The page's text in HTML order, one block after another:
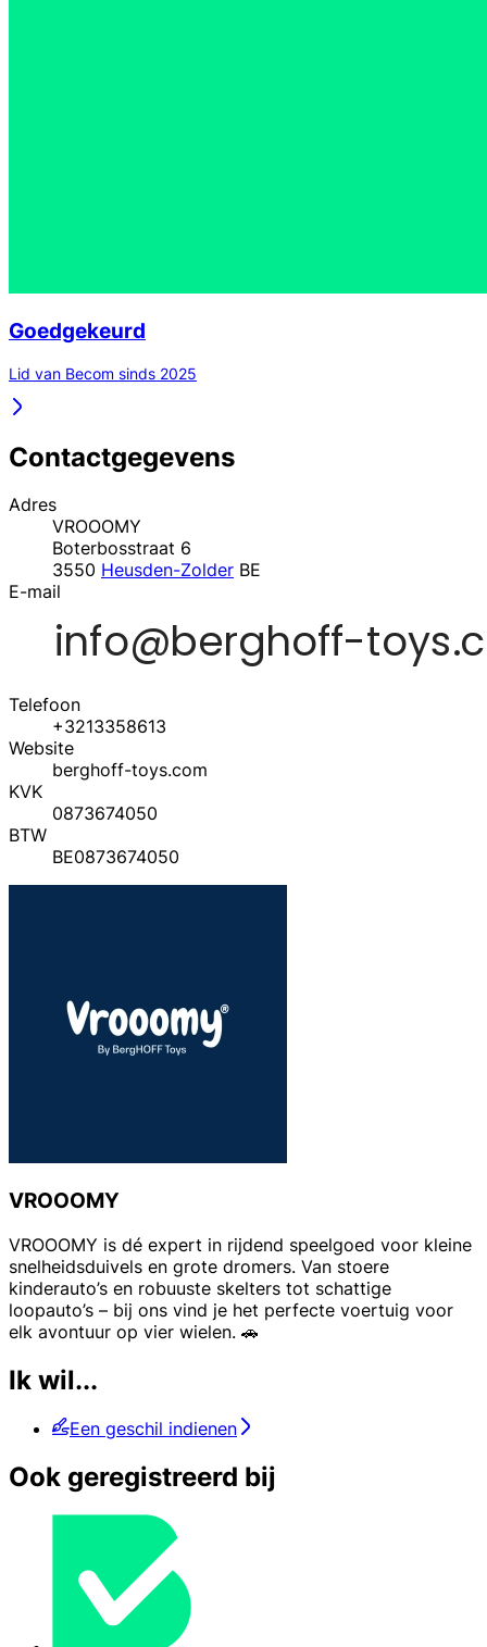
Goedgekeurd
Lid van Becom sinds 2025
Contactgegevens
Adres
VROOOMY
Boterbosstraat 6
3550 Heusden-Zolder BE
E-mail
Telefoon
+3213358613
Website
berghoff-toys.com
KVK
0873674050
BTW
BE0873674050
VROOOMY
VROOOMY is dé expert in rijdend speelgoed voor kleine
snelheidsduivels en grote dromers. Van stoere
kinderauto’s en robuuste skelters tot schattige
loopauto’s – bij ons vind je het perfecte voertuig voor
elk avontuur op vier wielen. 🚗
Ik wil...
Een geschil indienen
Ook geregistreerd bij